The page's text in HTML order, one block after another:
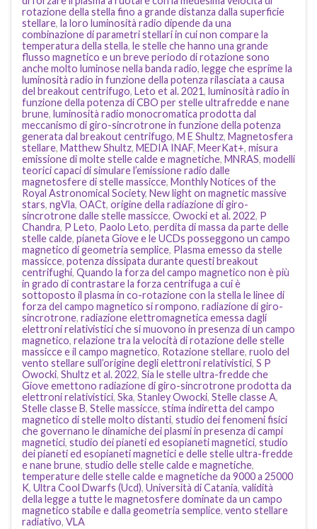
rotazione della stella fino a grande distanza dalla superficie
stellare, la loro luminosità radio dipende da una
combinazione di parametri stellari in cui non compare la
temperatura della stella, le stelle che hanno una grande
flusso magnetico e un breve periodo di rotazione sono
anche molto luminose nella banda radio, legge che esprime la
luminosità radio in funzione della potenza rilasciata a causa
del breakout centrifugo, Leto et al. 2021, luminosità radio in
funzione della potenza di CBO per stelle ultrafredde e nane
brune, luminosità radio monocromatica prodotta dal
meccanismo di giro-sincrotrone in funzione della potenza
generata dal breakout centrifugo, M E Shultz, Magnetosfera
stellare, Matthew Shultz, MEDIA INAF, MeerKat+, misura
emissione di molte stelle calde e magnetiche, MNRAS, modelli
teorici capaci di simulare l’emissione radio dalle
magnetosfere di stelle massicce, Monthly Notices of the
Royal Astronomical Society, New light on magnetic massive
stars, ngVla, OACt, origine della radiazione di giro-
sincrotrone dalle stelle massicce, Owocki et al. 2022, P
Chandra, P Leto, Paolo Leto, perdita di massa da parte delle
stelle calde, pianeta Giove e le UCDs posseggono un campo
magnetico di geometria semplice, Plasma emesso da stelle
massicce, potenza dissipata durante questi breakout
centrifughi, Quando la forza del campo magnetico non è più
in grado di contrastare la forza centrifuga a cui è
sottoposto il plasma in co-rotazione con la stella le linee di
forza del campo magnetico si rompono, radiazione di giro-
sincrotrone, radiazione elettromagnetica emessa dagli
elettroni relativistici che si muovono in presenza di un campo
magnetico, relazione tra la velocità di rotazione delle stelle
massicce e il campo magnetico, Rotazione stellare, ruolo del
vento stellare sull’origine degli elettroni relativistici, S P
Owocki, Shultz et al. 2022, Sia le stelle ultra-fredde che
Giove emettono radiazione di giro-sincrotrone prodotta da
elettroni relativistici, Ska, Stanley Owocki, Stelle classe A,
Stelle classe B, Stelle massicce, stima indiretta del campo
magnetico di stelle molto distanti, studio dei fenomeni fisici
che governano le dinamiche dei plasmi in presenza di campi
magnetici, studio dei pianeti ed esopianeti magnetici, studio
dei pianeti ed esopianeti magnetici e delle stelle ultra-fredde
e nane brune, studio delle stelle calde e magnetiche,
temperature delle stelle calde e magnetiche da 9000 a 25000
K, Ultra Cool Dwarfs (Ucd), Università di Catania, validità
della legge a tutte le magnetosfere dominate da un campo
magnetico stabile e dalla geometria semplice, vento stellare
radiativo, VLA